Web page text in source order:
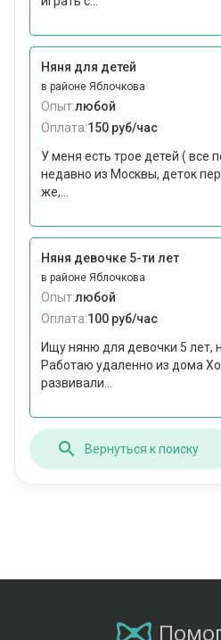
Няня для детей
в районе Яблочкова
Опыт:любой
Оплата:150 руб/час
У меня есть трое детей ( все
недавно из Москвы, деток
же,...
Няня девочке 5-ти лет
в районе Яблочкова
Опыт:любой
Оплата:100 руб/час
Ищу няню для девочки 5 лет,
Работаю удаленно из дома
развивали...
Вернуться к поиску